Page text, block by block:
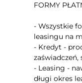
FORMY
- Wszystkie
leasingu na
- Kredyt -
zaświadczeń,
- Leasing -
długi okres